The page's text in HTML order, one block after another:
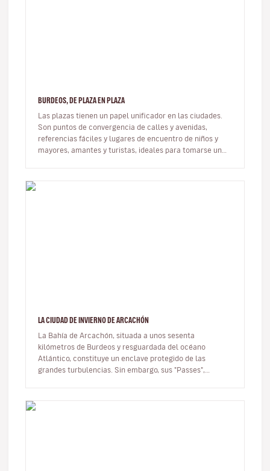
BURDEOS, DE PLAZA EN PLAZA
Las plazas tienen un papel unificador en las ciudades.
Son puntos de convergencia de calles y avenidas,
referencias fáciles y lugares de encuentro de niños y
mayores, amantes y turistas, ideales para tomarse un
LA CIUDAD DE INVIERNO DE ARCACHÓN
La Bahía de Arcachón, situada a unos sesenta
kilómetros de Burdeos y resguardada del océano
Atlántico, constituye un enclave protegido de las
grandes turbulencias. Sin embargo, sus "Passes",